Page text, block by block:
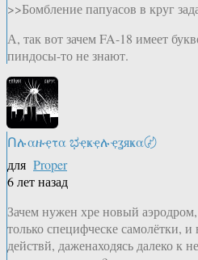
>>Бомбление папуасов в круг
А, так вот зачем FA-18 имеет
пиндосы-то не знают.
Ոሉαዙҿτα ಭҿҝҿሉҿʓяҝα〄
для Proper
6 лет назад
Зачем нужен хре новый
только специфческе самолётки,
действй, даженаходясь далеко к